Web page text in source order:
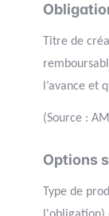
Titre de
l’avance et
(Source :
Options
Type de